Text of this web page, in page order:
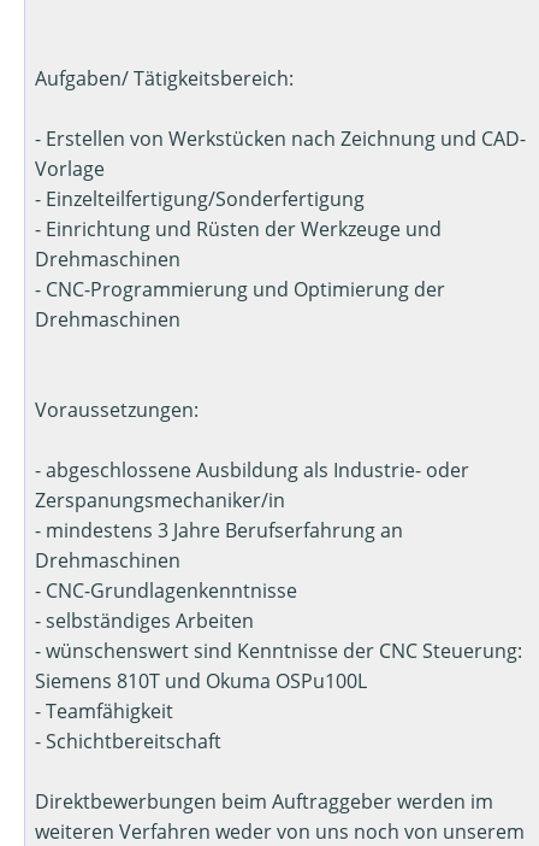
Aufgaben/ Tätigkeitsbereich:
- Erstellen von Werkstücken nach Zeichnung und CAD-
Vorlage
- Einzelteilfertigung/Sonderfertigung
- Einrichtung und Rüsten der Werkzeuge und
Drehmaschinen
- CNC-Programmierung und Optimierung der
Drehmaschinen
Voraussetzungen:
- abgeschlossene Ausbildung als Industrie- oder
Zerspanungsmechaniker/in
- mindestens 3 Jahre Berufserfahrung an
Drehmaschinen
- CNC-Grundlagenkenntnisse
- selbständiges Arbeiten
- wünschenswert sind Kenntnisse der CNC Steuerung:
Siemens 810T und Okuma OSPu100L
- Teamfähigkeit
- Schichtbereitschaft
Direktbewerbungen beim Auftraggeber werden im
weiteren Verfahren weder von uns noch von unserem